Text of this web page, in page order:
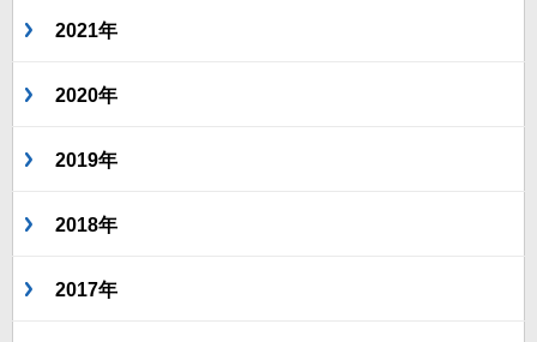
2021年
2020年
2019年
2018年
2017年